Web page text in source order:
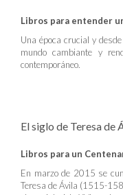
Libros para entender
Una época crucial y
mundo cambiante y
contemporáneo.
El siglo de Teresa de
Libros para un
En marzo de 2015 se
Teresa de Ávila (1515-